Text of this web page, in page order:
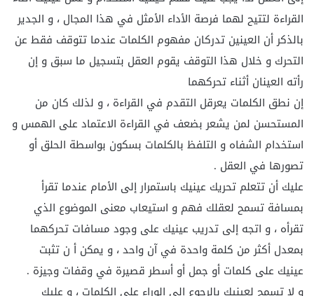
القراءة لتتيح لهما فرصة الأداء الأمثل في هذا المجال ، و الجدير
بالذكر أن العينين تدركان مفهوم الكلمات عندما تتوقف فقط عن
التحرك و خلال هذا التوقف يقوم العقل بتسجيل ما سبق و إن
رأته العينان أثناء تحركهما
إن نطق الكلمات يعرقل التقدم في القراءة ، و لذلك كان من
المستحسن لمن يشعر بضعف في القراءة الاعتماد على الهمس و
استخدام الشفاه و التلفظ بالكلمات بسكون بواسطة الحلق أو
تصورها في العقل .
عليك أن تتعلم تحريك عينيك باستمرار إلى الأمام عندما تقرأ
بمسافة تسمح لعقلك فهم و استيعاب معنى الموضوع الذي
تقرأه ، و اتجه إلى تدريب عينيك على وجود مسافات تحركهما
بمعدل أكثر من كلمة واحدة في آن واحد ، و يمكن أ ن تثبت
عينيك على كلمات أو جمل أو أسطر قصيرة في وقفات وجيزة .
و لا تسمح لعينيك بالرجوع إلى الوراء على الكلمات ، و عليك